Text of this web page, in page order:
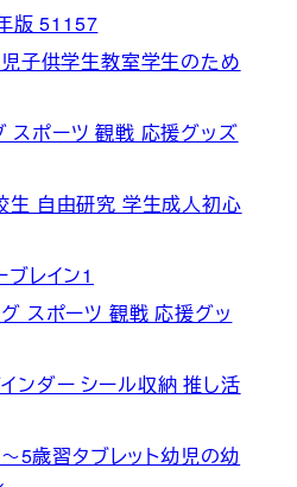
版 51157
子供学生教室学生のため
スポーツ 観戦 応援グッズ
生 自由研究 学生成人初心
レイン1
スポーツ 観戦 応援グッ
ンダー シール収納 推し活
5歳習タブレット幼児の幼